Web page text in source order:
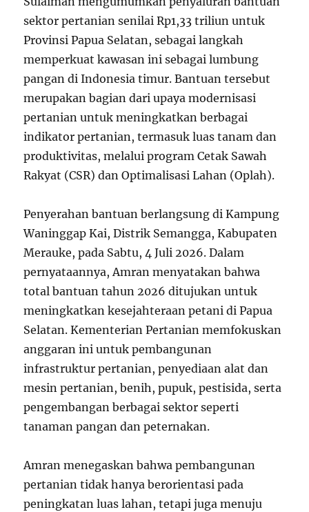
sektor pertanian senilai Rp1,33 triliun untuk
Provinsi Papua Selatan, sebagai langkah
memperkuat kawasan ini sebagai lumbung
pangan di Indonesia timur. Bantuan tersebut
merupakan bagian dari upaya modernisasi
pertanian untuk meningkatkan berbagai
indikator pertanian, termasuk luas tanam dan
produktivitas, melalui program Cetak Sawah
Rakyat (CSR) dan Optimalisasi Lahan (Oplah).
Penyerahan bantuan berlangsung di Kampung
Waninggap Kai, Distrik Semangga, Kabupaten
Merauke, pada Sabtu, 4 Juli 2026. Dalam
pernyataannya, Amran menyatakan bahwa
total bantuan tahun 2026 ditujukan untuk
meningkatkan kesejahteraan petani di Papua
Selatan. Kementerian Pertanian memfokuskan
anggaran ini untuk pembangunan
infrastruktur pertanian, penyediaan alat dan
mesin pertanian, benih, pupuk, pestisida, serta
pengembangan berbagai sektor seperti
tanaman pangan dan peternakan.
Amran menegaskan bahwa pembangunan
pertanian tidak hanya berorientasi pada
peningkatan luas lahan, tetapi juga menuju